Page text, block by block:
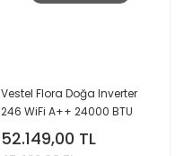
Vestel Flora Doğa Inverter
246 WiFi A++ 24000 BTU
Duvar Tipi Klima
52.149,00 TL